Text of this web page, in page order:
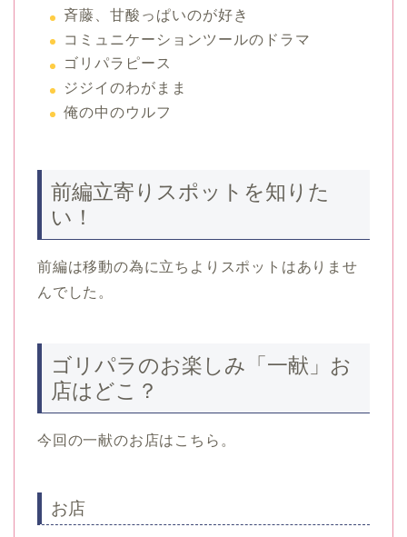
斉藤、甘酸っぱいのが好き
コミュニケーションツールのドラマ
ゴリパラピース
ジジイのわがまま
俺の中のウルフ
前編立寄りスポットを知りた
い！
前編は移動の為に立ちよりスポットはありませ
んでした。
ゴリパラのお楽しみ「一献」お
店はどこ？
今回の一献のお店はこちら。
お店